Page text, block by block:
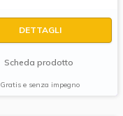
DETTAGLI
Scheda prodotto
Gratis e senza impegno